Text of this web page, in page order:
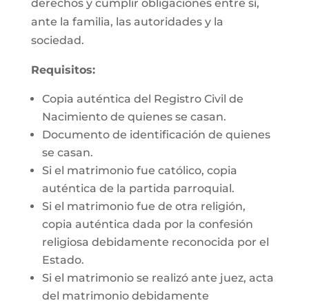
derechos y cumplir obligaciones entre sí,
ante la familia, las autoridades y la
sociedad.
Requisitos:
Copia auténtica del Registro Civil de
Nacimiento de quienes se casan.
Documento de identificación de quienes
se casan.
Si el matrimonio fue católico, copia
auténtica de la partida parroquial.
Si el matrimonio fue de otra religión,
copia auténtica dada por la confesión
religiosa debidamente reconocida por el
Estado.
Si el matrimonio se realizó ante juez, acta
del matrimonio debidamente